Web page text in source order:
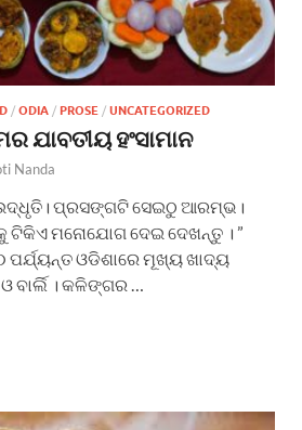
/ ODIA / PROSE / UNCATEGORIZED
ଯାବତୀୟ ହଂସାମାନ
Nanda
ପ୍ରସଙ୍ଗଟି ସେଇଠୁ ଆରମ୍ଭ।
ମନୋଯୋଗ ଦେଇ ଦେଖନ୍ତୁ । ”
ପର୍ଯ୍ୟନ୍ତ ଓଡିଶାରେ ମୂଖ୍ୟ ଖାଦ୍ୟ
ବାର୍ଲି । କଳିଙ୍ଗର …